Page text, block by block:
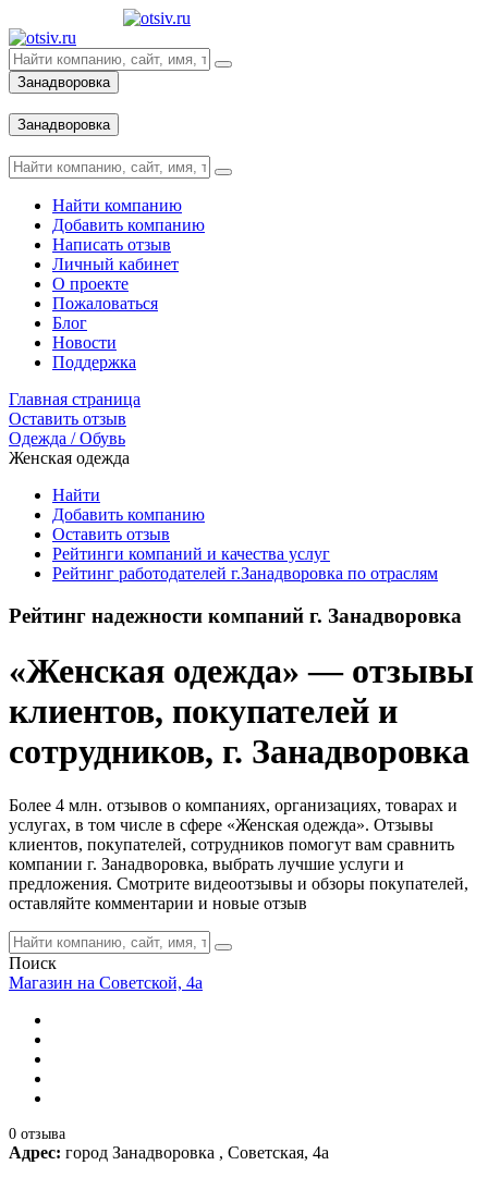
Занадворовка
Занадворовка
Найти компанию
Добавить компанию
Написать отзыв
Личный кабинет
О проекте
Пожаловаться
Блог
Новости
Поддержка
Главная страница
Оставить отзыв
Одежда / Обувь
Женская одежда
Найти
Добавить компанию
Оставить отзыв
Рейтинги компаний и качества услуг
Рейтинг работодателей г.Занадворовка по отраслям
Рейтинг надежности компаний г. Занадворовка
«Женская одежда» — отзывы
клиентов, покупателей и
сотрудников, г. Занадворовка
Более 4 млн. отзывов о компаниях, организациях, товарах и
услугах, в том числе в сфере «Женская одежда». Отзывы
клиентов, покупателей, сотрудников помогут вам сравнить
компании г. Занадворовка, выбрать лучшие услуги и
предложения. Смотрите видеоотзывы и обзоры покупателей,
оставляйте комментарии и новые отзыв
Поиск
Магазин на Советской, 4а
0 отзыва
Адрес: город Занадворовка , Советская, 4а